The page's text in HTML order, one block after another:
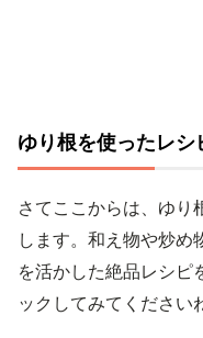
ゆり根を使ったレシ
さてここからは、ゆり
します。和え物や炒め
を活かした絶品レシピ
ックしてみてください